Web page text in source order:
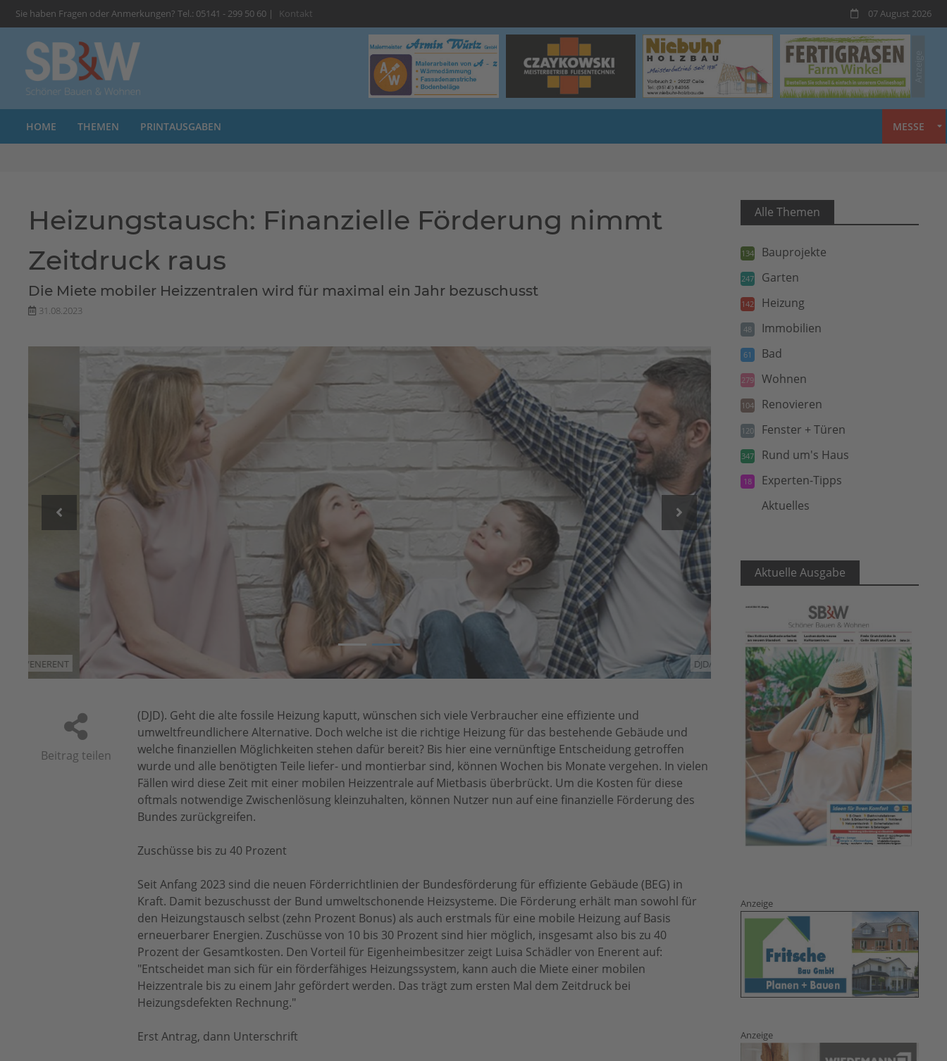
Sie haben Fragen oder Anmerkungen? Tel.: 05141 - 299 50 60 | Kontakt 07 August 2026
HOME THEMEN PRINTAUSGABEN MESSE
Heizungstausch: Finanzielle Förderung nimmt
Zeitdruck raus
Die Miete mobiler Heizzentralen wird für maximal ein Jahr bezuschusst
31.08.2023
DJD/ENERENT
1 2
Beitrag teilen
(DJD). Geht die alte fossile Heizung kaputt, wünschen sich viele Verbraucher eine effiziente und
umweltfreundlichere Alternative. Doch welche ist die richtige Heizung für das bestehende Gebäude und
welche finanziellen Möglichkeiten stehen dafür bereit? Bis hier eine vernünftige Entscheidung getroffen
wurde und alle benötigten Teile liefer- und montierbar sind, können Wochen bis Monate vergehen. In vielen
Fällen wird diese Zeit mit einer mobilen Heizzentrale auf Mietbasis überbrückt. Um die Kosten für diese
oftmals notwendige Zwischenlösung kleinzuhalten, können Nutzer nun auf eine finanzielle Förderung des
Bundes zurückgreifen.
Zuschüsse bis zu 40 Prozent
Seit Anfang 2023 sind die neuen Förderrichtlinien der Bundesförderung für effiziente Gebäude (BEG) in
Kraft. Damit bezuschusst der Bund umweltschonende Heizsysteme. Die Förderung erhält man sowohl für
den Heizungstausch selbst (zehn Prozent Bonus) als auch erstmals für eine mobile Heizung auf Basis
erneuerbarer Energien. Zuschüsse von 10 bis 30 Prozent sind hier möglich, insgesamt also bis zu 40
Prozent der Gesamtkosten. Den Vorteil für Eigenheimbesitzer zeigt Luisa Schädler von Enerent auf:
"Entscheidet man sich für ein förderfähiges Heizungssystem, kann auch die Miete einer mobilen
Heizzentrale bis zu einem Jahr gefördert werden. Das trägt zum ersten Mal dem Zeitdruck bei
Heizungsdefekten Rechnung."
Erst Antrag, dann Unterschrift
Alle Themen
134 Bauprojekte
247 Garten
142 Heizung
48 Immobilien
61 Bad
279 Wohnen
104 Renovieren
120 Fenster + Türen
347 Rund um's Haus
18 Experten-Tipps
Aktuelles
Aktuelle Ausgabe
Anzeige
Anzeige